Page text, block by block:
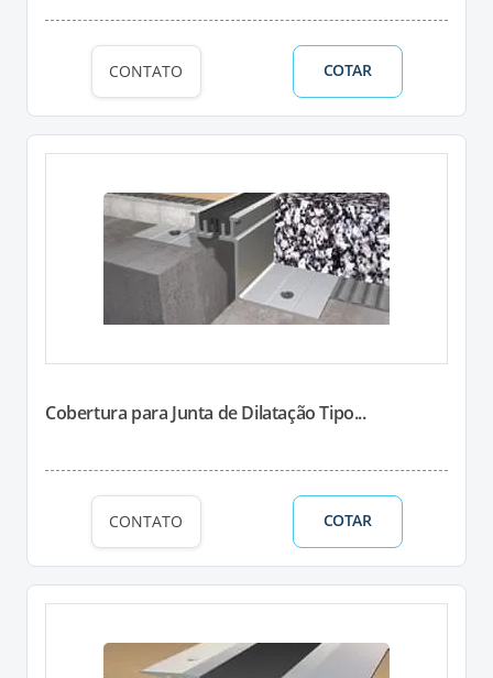
CONTATO COTAR
Cobertura para Junta de Dilatação Tipo...
CONTATO COTAR